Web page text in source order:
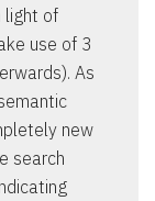
light of
use of 3
As
new
search